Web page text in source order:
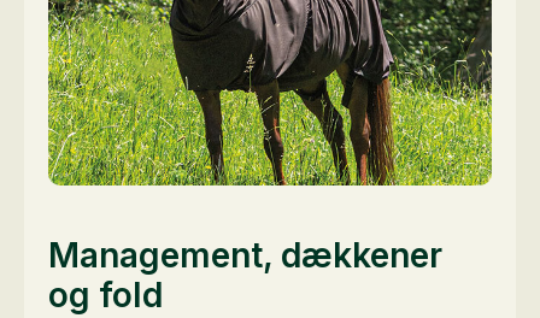
Management, dækkener
og fold